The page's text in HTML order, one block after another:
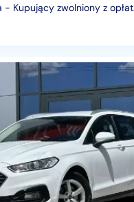
- Kupujący zwolniony z opłat
6 miesięcy.Cechy